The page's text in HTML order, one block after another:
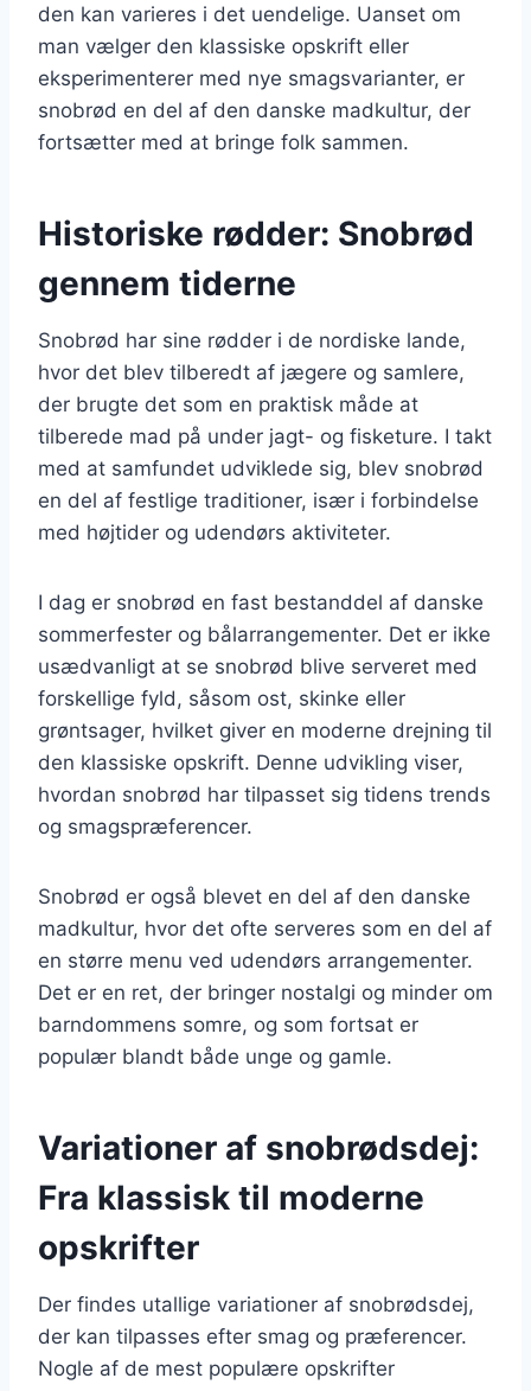
den kan varieres i det uendelige. Uanset om
man vælger den klassiske opskrift eller
eksperimenterer med nye smagsvarianter, er
snobrød en del af den danske madkultur, der
fortsætter med at bringe folk sammen.
Historiske rødder: Snobrød
gennem tiderne
Snobrød har sine rødder i de nordiske lande,
hvor det blev tilberedt af jægere og samlere,
der brugte det som en praktisk måde at
tilberede mad på under jagt- og fisketure. I takt
med at samfundet udviklede sig, blev snobrød
en del af festlige traditioner, især i forbindelse
med højtider og udendørs aktiviteter.
I dag er snobrød en fast bestanddel af danske
sommerfester og bålarrangementer. Det er ikke
usædvanligt at se snobrød blive serveret med
forskellige fyld, såsom ost, skinke eller
grøntsager, hvilket giver en moderne drejning til
den klassiske opskrift. Denne udvikling viser,
hvordan snobrød har tilpasset sig tidens trends
og smagspræferencer.
Snobrød er også blevet en del af den danske
madkultur, hvor det ofte serveres som en del af
en større menu ved udendørs arrangementer.
Det er en ret, der bringer nostalgi og minder om
barndommens somre, og som fortsat er
populær blandt både unge og gamle.
Variationer af snobrødsdej:
Fra klassisk til moderne
opskrifter
Der findes utallige variationer af snobrødsdej,
der kan tilpasses efter smag og præferencer.
Nogle af de mest populære opskrifter